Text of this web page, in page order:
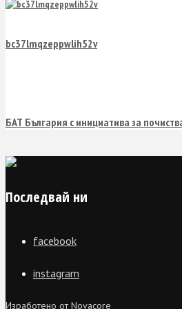
bc37lmqzeppwlih52v
БАТ България с инициатива за
Последвай ни
facebook
instagram
Изработено от Novacore